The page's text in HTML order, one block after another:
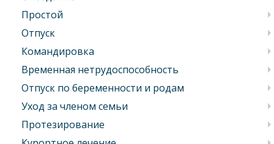
Простой
Отпуск
Командировка
Временная нетрудоспособность
Отпуск по беременности и родам
Уход за членом семьи
Протезирование